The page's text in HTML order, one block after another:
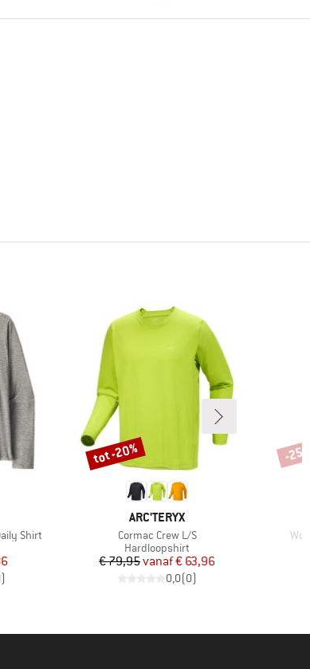
Shirt
prijs
)
MERK
ARC'TERYX
Artikel
Cormac Crew L/S
Productgroep
Hardloopshirt
Prijs
€ 79,95 Verlaagde prijs
vanaf€ 63,96
0,0(0)
Korting
tot -20% -